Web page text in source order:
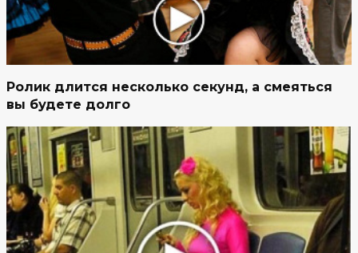
Ролик длится несколько секунд, а смеяться
вы будете долго